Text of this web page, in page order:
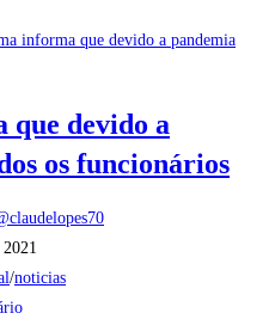
devido a
os funcionários
/noticias